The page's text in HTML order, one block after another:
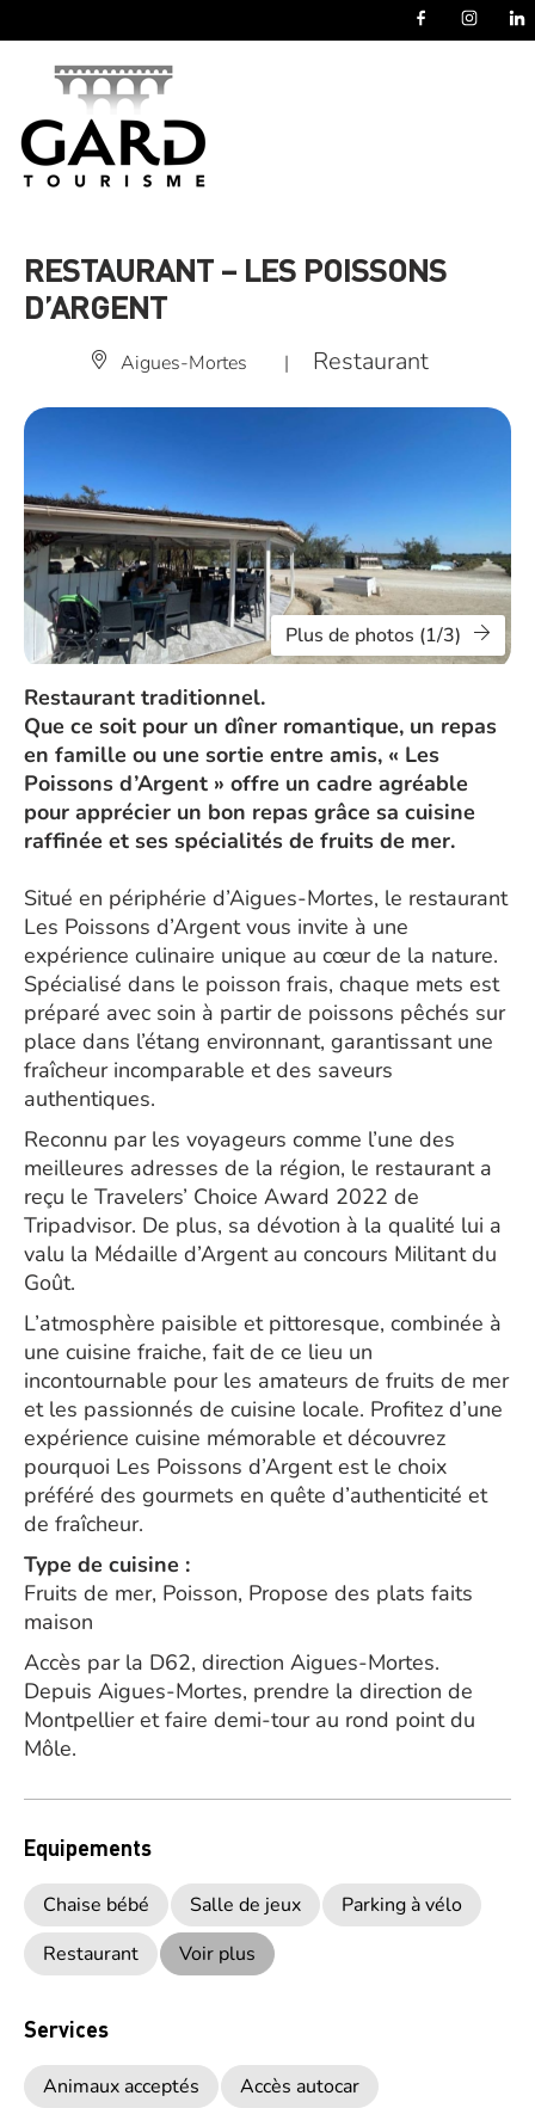
RESTAURANT – LES POISSONS
D’ARGENT
Aigues-Mortes | Restaurant
Plus de photos (1/3)
Restaurant traditionnel.
Que ce soit pour un dîner romantique, un repas
en famille ou une sortie entre amis, « Les
Poissons d’Argent » offre un cadre agréable
pour apprécier un bon repas grâce sa cuisine
raffinée et ses spécialités de fruits de mer.
Situé en périphérie d’Aigues-Mortes, le restaurant
Les Poissons d’Argent vous invite à une
expérience culinaire unique au cœur de la nature.
Spécialisé dans le poisson frais, chaque mets est
préparé avec soin à partir de poissons pêchés sur
place dans l’étang environnant, garantissant une
fraîcheur incomparable et des saveurs
authentiques.
Reconnu par les voyageurs comme l’une des
meilleures adresses de la région, le restaurant a
reçu le Travelers’ Choice Award 2022 de
Tripadvisor. De plus, sa dévotion à la qualité lui a
valu la Médaille d’Argent au concours Militant du
Goût.
L’atmosphère paisible et pittoresque, combinée à
une cuisine fraiche, fait de ce lieu un
incontournable pour les amateurs de fruits de mer
et les passionnés de cuisine locale. Profitez d’une
expérience cuisine mémorable et découvrez
pourquoi Les Poissons d’Argent est le choix
préféré des gourmets en quête d’authenticité et
de fraîcheur.
Type de cuisine :
Fruits de mer, Poisson, Propose des plats faits
maison
Accès par la D62, direction Aigues-Mortes.
Depuis Aigues-Mortes, prendre la direction de
Montpellier et faire demi-tour au rond point du
Môle.
Equipements
Chaise bébé Salle de jeux
Parking à vélo
Restaurant
Voir plus
Services
Animaux acceptés
Accès autocar